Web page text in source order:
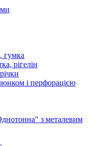
гумка
рігелін
і перфорацією
з металевим